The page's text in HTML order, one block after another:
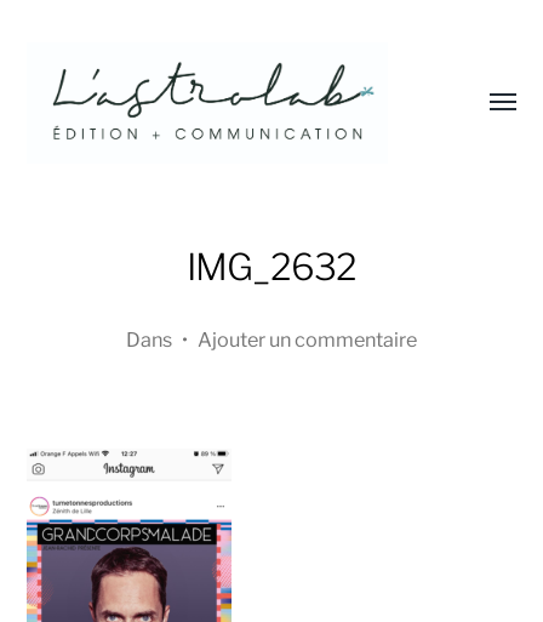
IMG_2632
Dans • Ajouter un commentaire